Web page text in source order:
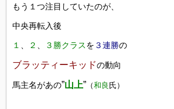
もう１つ注目していたのが、
中央再転入後
１ ２ ３勝クラスを ３連勝の
ブラッティーキッドの動向
馬主名があの”山上” （和良 氏）